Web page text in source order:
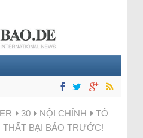
30 NỘI CHÍNH
TÔ
BẠI BÁO TRƯỚC!